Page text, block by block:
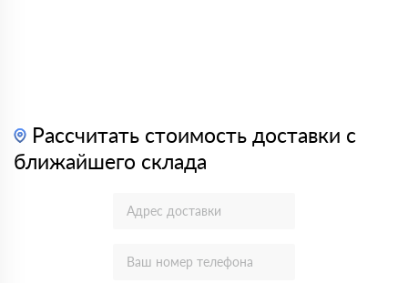
Рассчитать стоимость доставки с
ближайшего склада